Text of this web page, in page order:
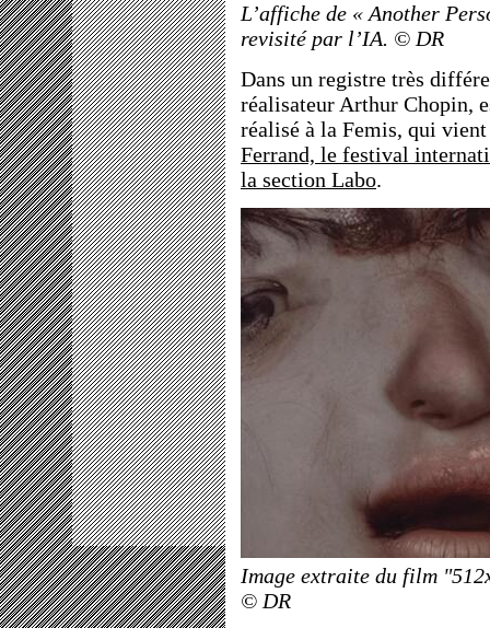
L’affiche de « Another
revisité par l’IA. © DR
Dans un registre très
réalisateur Arthur Chopin,
réalisé à la Femis, qui
Ferrand, le festival
la section Labo.
Image extraite du film
© DR